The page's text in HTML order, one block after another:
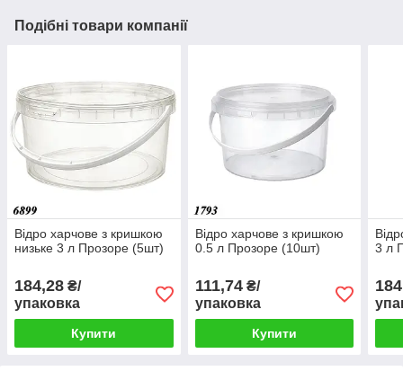
Подібні товари компанії
Відро харчове з кришкою
низьке 3 л Прозоре (5шт)
184,28 ₴/
упаковка
Купити
Відро харчове з кришкою
0.5 л Прозоре (10шт)
111,74₴/
упаковка
Купити
3 л